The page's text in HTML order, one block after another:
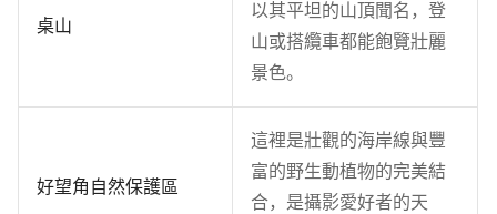
桌山
以其平坦的山頂聞名，登
山或搭纜車都能飽覽壯麗
景色。
好望角自然保護區
這裡是壯觀的海岸線與豐
富的野生動植物的完美結
合，是攝影愛好者的天